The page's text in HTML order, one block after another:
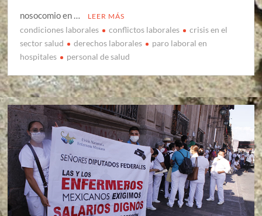
nosocomio en …
LEER MÁS
condiciones laborales conflictos laborales
crisis en el
sector salud
derechos laborales
paro laboral en
hospitales
personal de salud